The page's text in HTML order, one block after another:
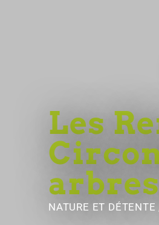
Les
NATURE ET